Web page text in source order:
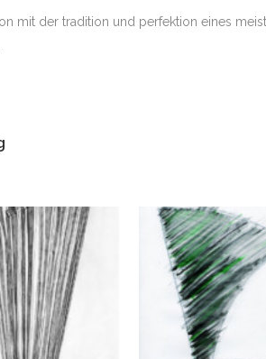
mit der tradition und perfektion eines